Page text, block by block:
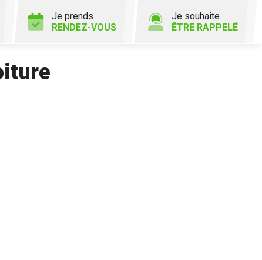
Je prends
RENDEZ-VOUS
Je souhaite
ÊTRE RAPPELÉ